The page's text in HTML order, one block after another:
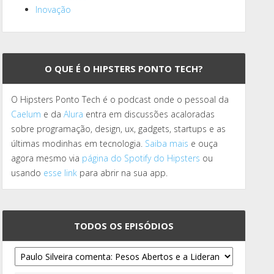
Inovação
O QUE É O HIPSTERS PONTO TECH?
O Hipsters Ponto Tech é o podcast onde o pessoal da
Caelum e daAlura entra em discussões acaloradas
sobre programação, design, ux, gadgets, startups e as
últimas modinhas em tecnologia. Saiba mais e ouça
agora mesmo via página do Spotify do Hipsters ou
usando esse link para abrir na sua app.
TODOS OS EPISÓDIOS